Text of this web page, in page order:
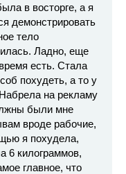
в восторге, а я
демонстрировать
тело
Ладно, еще
есть. Стала
похудеть, а то у
на рекламу
были мне
вроде рабочие,
я похудела,
6 килограммов,
главное, что